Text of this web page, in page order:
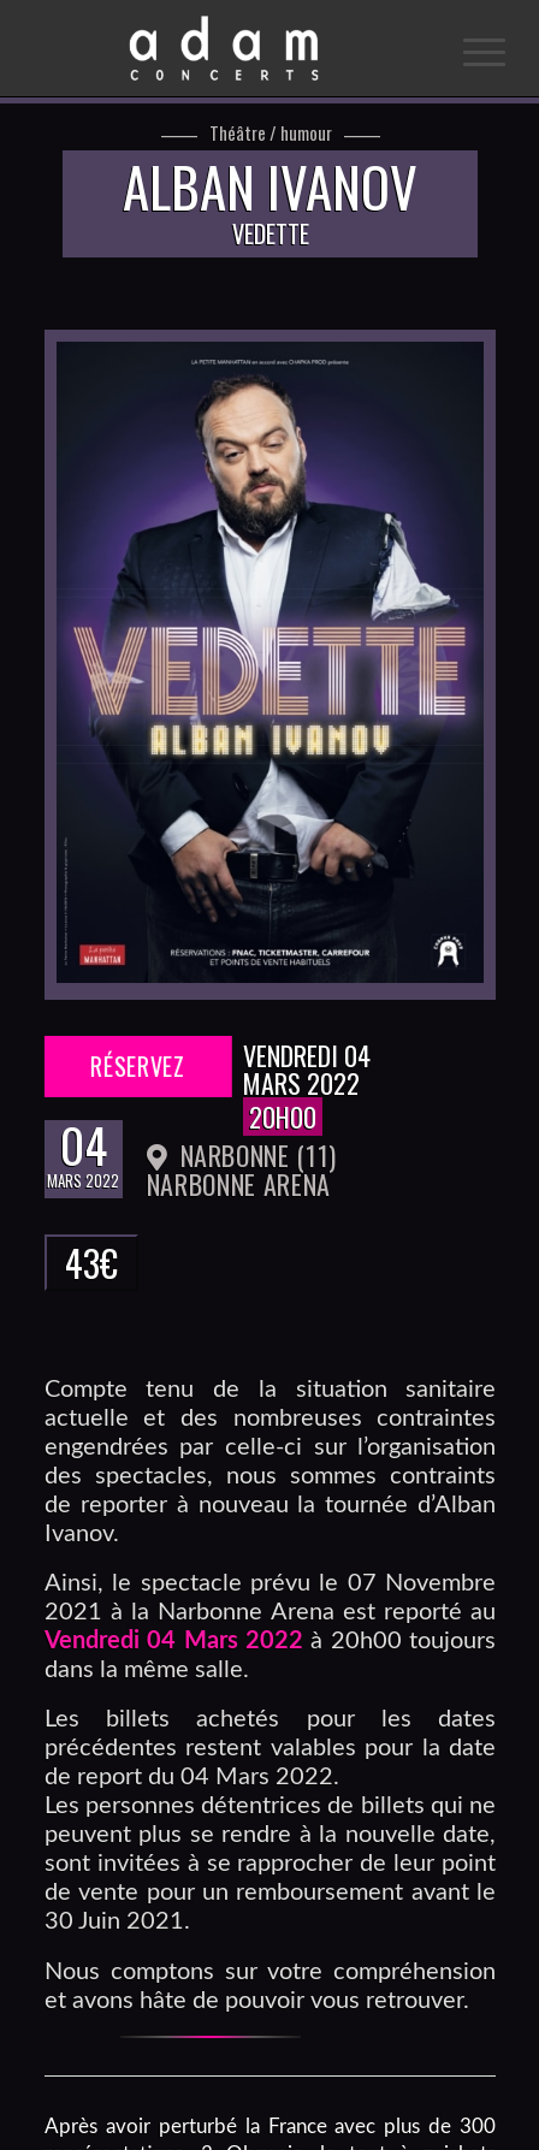
Théâtre / humour
ALBAN IVANOV
VEDETTE
RÉSERVEZ
04
MARS 2022
VENDREDI 04
MARS 2022
20H00
NARBONNE (11)
NARBONNE ARENA
43€
Compte tenu de la situation sanitaire
actuelle et des nombreuses contraintes
engendrées par celle-ci sur l’organisation
des spectacles, nous sommes contraints
de reporter à nouveau la tournée d’Alban
Ivanov.
Ainsi, le spectacle prévu le 07 Novembre
2021 à la Narbonne Arena est reporté au
Vendredi 04 Mars 2022 à 20h00 toujours
dans la même salle.
Les billets achetés pour les dates
précédentes restent valables pour la date
de report du 04 Mars 2022.
Les personnes détentrices de billets qui ne
peuvent plus se rendre à la nouvelle date,
sont invitées à se rapprocher de leur point
de vente pour un remboursement avant le
30 Juin 2021.
Nous comptons sur votre compréhension
et avons hâte de pouvoir vous retrouver.
Après avoir perturbé la France avec plus de 300